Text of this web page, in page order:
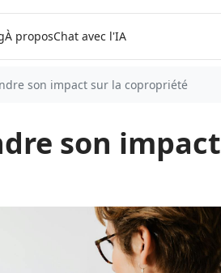
À proposChat avec l'IA
son impact sur la copropriété
son impact